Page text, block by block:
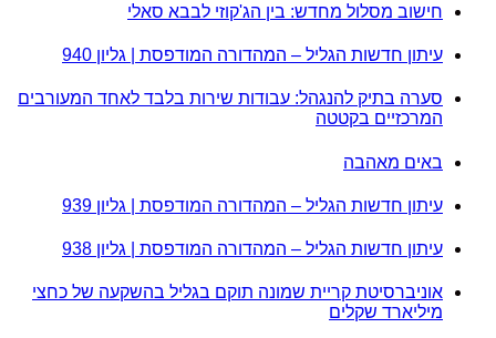
חישוב מסלול מחדש: בין הג'קוזי לבבא סאלי
עיתון חדשות הגליל – המהדורה המודפסת | גליון 940
סערה בתיק להנגהל: עבודות שירות בלבד לאחד המעורבים
המרכזיים בקטטה
באים מאהבה
עיתון חדשות הגליל – המהדורה המודפסת | גליון 939
עיתון חדשות הגליל – המהדורה המודפסת | גליון 938
אוניברסיטת קריית שמונה תוקם בגליל בהשקעה של כחצי
מיליארד שקלים